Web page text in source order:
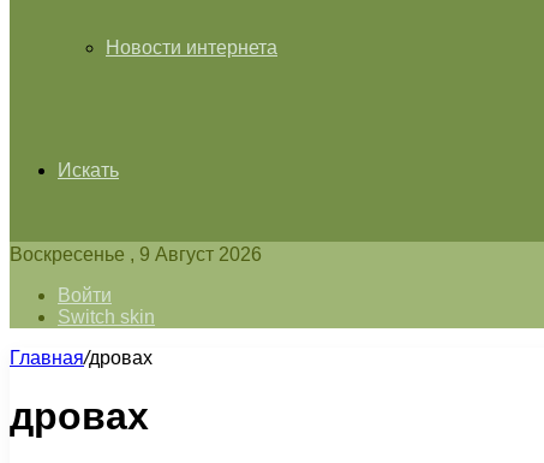
Новости интернета
Искать
Воскресенье , 9 Август 2026
Войти
Switch skin
Главная/дровах
дровах